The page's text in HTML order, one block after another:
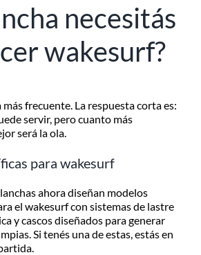
necesitás
wakesurf?
frecuente. La respuesta corta es:
servir, pero cuanto más
será la ola.
para wakesurf
ahora diseñan modelos
el wakesurf con sistemas de lastre
y cascos diseñados para generar
Si tenés una de estas, estás en